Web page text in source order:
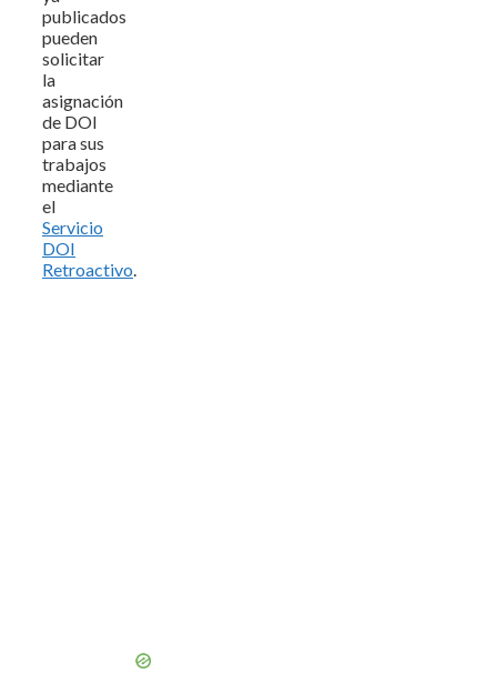
publicados
pueden
solicitar
la
asignación
de DOI
para sus
trabajos
mediante
el
Servicio
DOI
Retroactivo.